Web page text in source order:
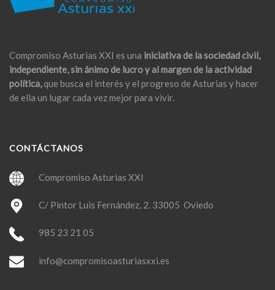
Compromiso Asturias XXI es una iniciativa de la sociedad civil,
independiente, sin ánimo de lucro y al margen de la actividad
política,que busca el interés y el progreso de Asturias y hacer
de ella un lugar cada vez mejor para vivir.
CONTÁCTANOS
Compromiso Asturias XXI
C/ Pintor Luis Fernández, 2. 33005 Oviedo
985 23 21 05
info@compromisoasturiasxxi.es